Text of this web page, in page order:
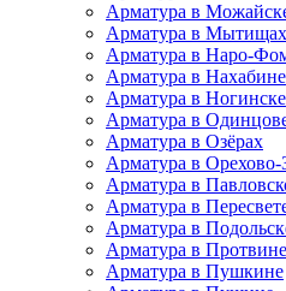
Арматура в
Арматура в Мытищах
Арматура в Наро-
Арматура в Нахабине
Арматура в Ногинске
Арматура в
Арматура в Озёрах
Арматура в Орехово-
Арматура в
Арматура в
Арматура в
Арматура в Протвине
Арматура в Пушкине